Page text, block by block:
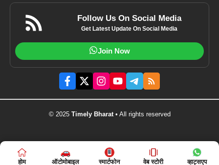
Follow Us On Social Media
Get Latest Update On Social Media
Join Now
© 2025 Timely Bharat• All rights reserved
होम ऑटोमोबाइल स्मार्टफोन वेब स्टोरी व्हाट्सएप